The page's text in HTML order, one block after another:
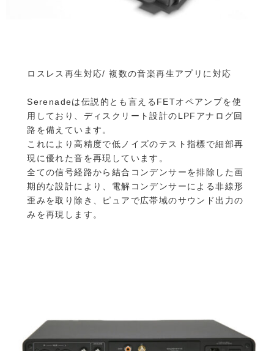
ロスレス再生対応/ 複数の音楽再生アプリに対応
Serenadeは伝説的とも言えるFETオペアンプを使
用しており、ディスクリート設計のLPFアナログ回
路を備えています。
これにより高精度で低ノイズのテスト指標で細部再
現に優れた音を再現しています。
全ての信号経路から結合コンデンサーを排除した画
期的な設計により、電解コンデンサーによる非線形
歪みを取り除き、ピュアで広帯域のサウンド出力の
みを再現します。